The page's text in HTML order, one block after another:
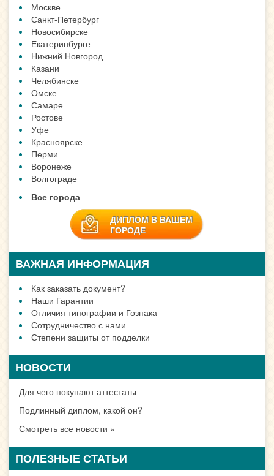
Москве
Санкт-Петербург
Новосибирске
Екатеринбурге
Нижний Новгород
Казани
Челябинске
Омске
Самаре
Ростове
Уфе
Красноярске
Перми
Воронеже
Волгограде
Все города
ДИПЛОМ В ВАШЕМ
ГОРОДЕ
ВАЖНАЯ ИНФОРМАЦИЯ
Как заказать документ?
Наши Гарантии
Отличия типографии и Гознака
Сотрудничество с нами
Степени защиты от подделки
НОВОСТИ
Для чего покупают аттестаты
Подлинный диплом, какой он?
Смотреть все новости »
ПОЛЕЗНЫЕ СТАТЬИ